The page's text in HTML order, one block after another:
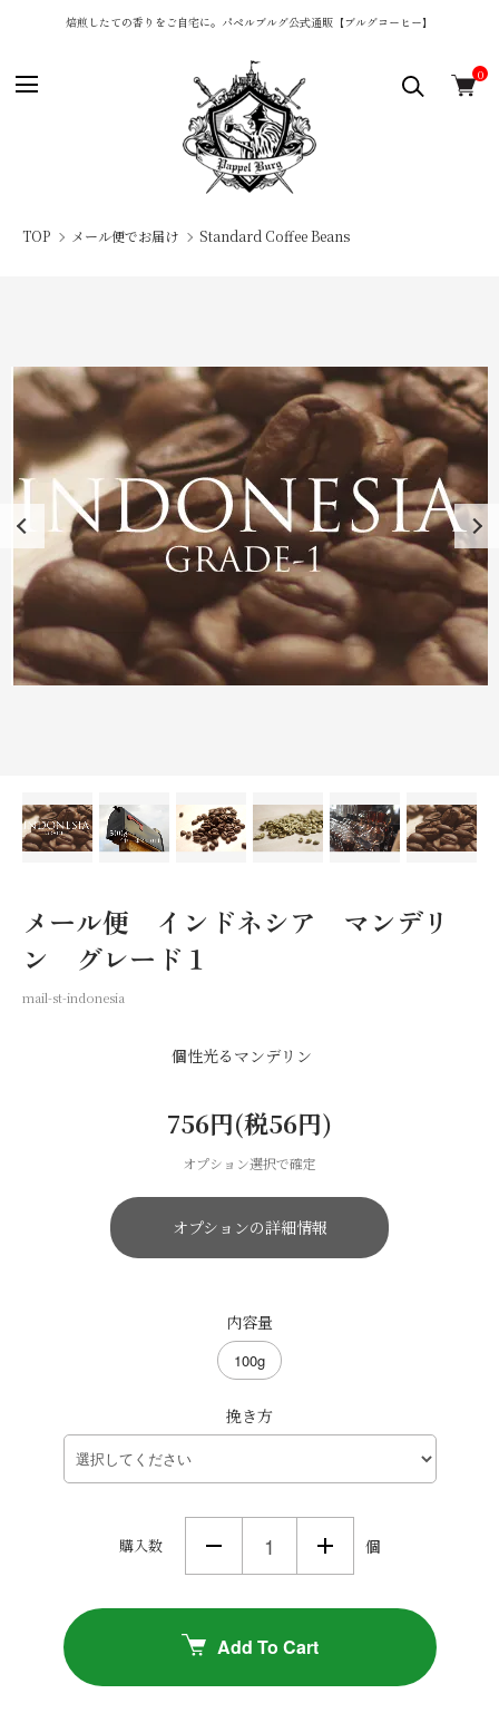
焙煎したての香りをご自宅に。パペルブルグ公式通販【ブルグコーヒー】
0
TOP メール便でお届け Standard Coffee Beans
メール便 インドネシア マンデリ
ン グレード１
mail-st-indonesia
個性光るマンデリン
756円(税56円)
オプション選択で確定
オプションの詳細情報
内容量
100g
挽き方
購入数 個
Add To Cart